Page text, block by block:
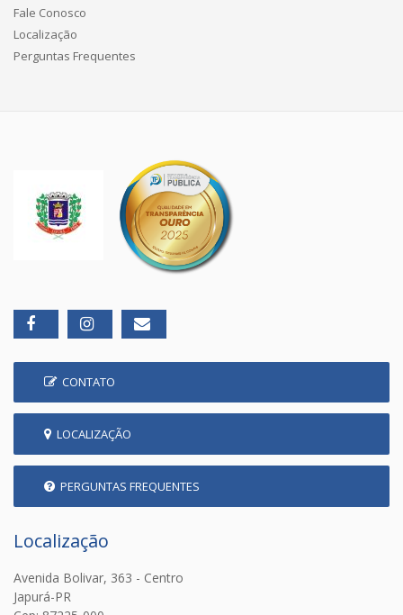
Fale Conosco
Localização
Perguntas Frequentes
CONTATO
LOCALIZAÇÃO
PERGUNTAS FREQUENTES
Localização
Avenida Bolivar, 363 - Centro
Japurá-PR